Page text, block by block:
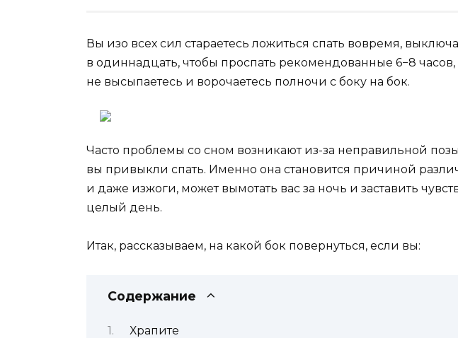
Вы изо всех сил стараетесь ложиться спать вовремя,
в одиннадцать, чтобы проспать рекомендованные 6−8 часов,
не высыпаетесь и ворочаетесь полночи с боку на бок.
Часто проблемы со сном возникают из-за неправильной
вы привыкли спать. Именно она становится причиной
и даже изжоги, может вымотать вас за ночь и заставить
целый день.
Итак, рассказываем, на какой бок повернуться, если вы:
Содержание
Храпите